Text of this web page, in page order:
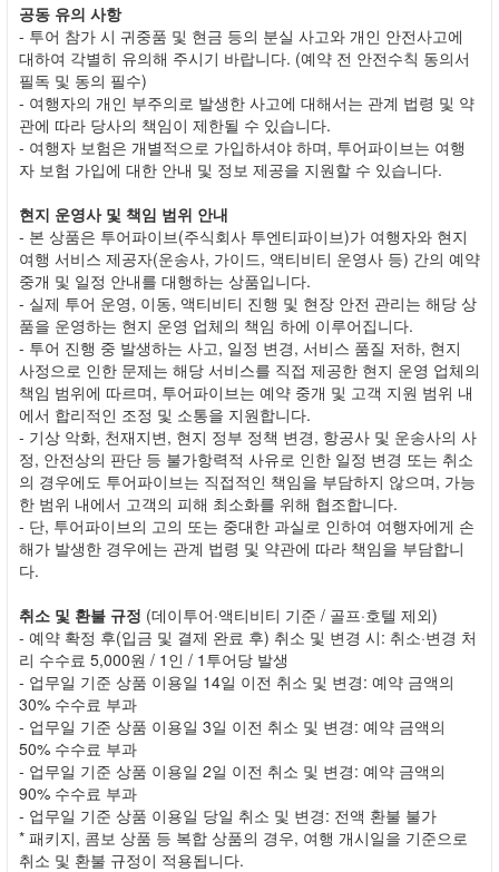
공동 유의 사항
- 투어 참가 시 귀중품 및 현금 등의 분실 사고와 개인 안전사고에
대하여 각별히 유의해 주시기 바랍니다. (예약 전 안전수칙 동의서
필독 및 동의 필수)
- 여행자의 개인 부주의로 발생한 사고에 대해서는 관계 법령 및 약
관에 따라 당사의 책임이 제한될 수 있습니다.
- 여행자 보험은 개별적으로 가입하셔야 하며, 투어파이브는 여행
자 보험 가입에 대한 안내 및 정보 제공을 지원할 수 있습니다.
현지 운영사 및 책임 범위 안내
- 본 상품은 투어파이브(주식회사 투엔티파이브)가 여행자와 현지
여행 서비스 제공자(운송사, 가이드, 액티비티 운영사 등) 간의 예약
중개 및 일정 안내를 대행하는 상품입니다.
- 실제 투어 운영, 이동, 액티비티 진행 및 현장 안전 관리는 해당 상
품을 운영하는 현지 운영 업체의 책임 하에 이루어집니다.
- 투어 진행 중 발생하는 사고, 일정 변경, 서비스 품질 저하, 현지
사정으로 인한 문제는 해당 서비스를 직접 제공한 현지 운영 업체의
책임 범위에 따르며, 투어파이브는 예약 중개 및 고객 지원 범위 내
에서 합리적인 조정 및 소통을 지원합니다.
- 기상 악화, 천재지변, 현지 정부 정책 변경, 항공사 및 운송사의 사
정, 안전상의 판단 등 불가항력적 사유로 인한 일정 변경 또는 취소
의 경우에도 투어파이브는 직접적인 책임을 부담하지 않으며, 가능
한 범위 내에서 고객의 피해 최소화를 위해 협조합니다.
- 단, 투어파이브의 고의 또는 중대한 과실로 인하여 여행자에게 손
해가 발생한 경우에는 관계 법령 및 약관에 따라 책임을 부담합니
다.
취소 및 환불 규정 (데이투어·액티비티 기준 / 골프·호텔 제외)
- 예약 확정 후(입금 및 결제 완료 후) 취소 및 변경 시: 취소·변경 처
리 수수료 5,000원 / 1인 / 1투어당 발생
- 업무일 기준 상품 이용일 14일 이전 취소 및 변경: 예약 금액의
30% 수수료 부과
- 업무일 기준 상품 이용일 3일 이전 취소 및 변경: 예약 금액의
50% 수수료 부과
- 업무일 기준 상품 이용일 2일 이전 취소 및 변경: 예약 금액의
90% 수수료 부과
- 업무일 기준 상품 이용일 당일 취소 및 변경: 전액 환불 불가
* 패키지, 콤보 상품 등 복합 상품의 경우, 여행 개시일을 기준으로
취소 및 환불 규정이 적용됩니다.